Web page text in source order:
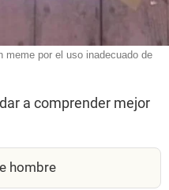
por el uso inadecuado de
a comprender mejor
hombre